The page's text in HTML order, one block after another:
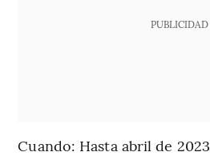
PUBLICIDAD
Cuando: Hasta abril de 2023